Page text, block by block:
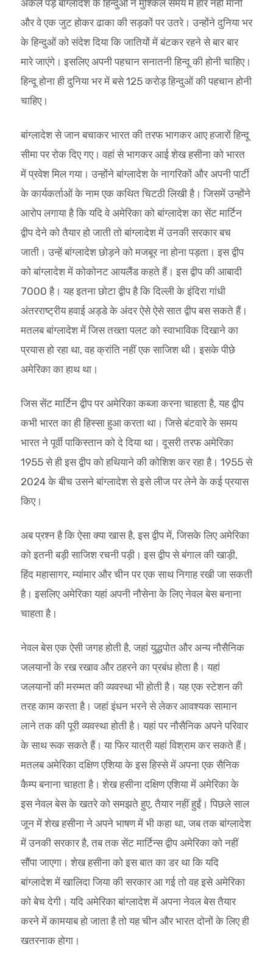
अकेले पड़े बांग्लादेश के हिन्दुओं ने मुश्किल समय में हार नहीं मानी
और वे एक जुट होकर ढाका की सड़कों पर उतरे। उन्होंने दुनिया भर
के हिन्दुओं को संदेश दिया कि जातियों में बंटकर रहने से बार बार
मारे जाएंगे। इसलिए अपनी पहचान सनातनी हिन्दू की होनी चाहिए।
हिन्दू होना ही दुनिया भर में बसे 125 करोड़ हिन्दुओं की पहचान होनी
चाहिए।
बांग्लादेश से जान बचाकर भारत की तरफ भागकर आए हजारों हिन्दू
सीमा पर रोक दिए गए। वहां से भागकर आई शेख हसीना को भारत
में प्रवेश मिल गया। उन्होंने बांग्लादेश के नागरिकों और अपनी पार्टी
के कार्यकर्ताओं के नाम एक कथित चिटठी लिखी है। जिसमें उन्होंने
आरोप लगाया है कि यदि वे अमेरिका को बांग्लादेश का सेंट मार्टिन
द्वीप देने को तैयार हो जाती तो बांग्लादेश में उनकी सरकार बच
जाती। उन्हें बांग्लादेश छोड़ने को मजबूर ना होना पड़ता। इस द्वीप
को बांग्लादेश में कोकोनट आयलैंड कहते हैं। इस द्वीप की आबादी
7000 है। यह इतना छोटा द्वीप है कि दिल्ली के इंदिरा गांधी
अंतरराष्ट्रीय हवाई अड्डे के अंदर ऐसे ऐसे सात द्वीप बस सकते हैं।
मतलब बांग्लादेश में जिस तख्ता पलट को स्वाभाविक दिखाने का
प्रयास हो रहा था, वह क्रांति नहीं एक साजिश थी। इसके पीछे
अमेरिका का हाथ था।
जिस सेंट मार्टिन द्वीप पर अमेरिका कब्जा करना चाहता है, यह द्वीप
कभी भारत का ही हिस्सा हुआ करता था। जिसे बंटवारे के समय
भारत ने पूर्वी पाकिस्तान को दे दिया था। दूसरी तरफ अमेरिका
1955 से ही इस द्वीप को हथियाने की कोशिश कर रहा है। 1955 से
2024 के बीच उसने बांग्लादेश से इसे लीज पर लेने के कई प्रयास
किए।
अब प्रश्न है कि ऐसा क्या खास है, इस द्वीप में, जिसके लिए अमेरिका
को इतनी बड़ी साजिश रचनी पड़ी। इस द्वीप से बंगाल की खाड़ी,
हिंद महासागर, म्यांमार और चीन पर एक साथ निगाह रखी जा सकती
है। इसलिए अमेरिका यहां अपनी नौसेना के लिए नेवल बेस बनाना
चाहता है।
नेवल बेस एक ऐसी जगह होती है, जहां युद्धपोत और अन्य नौसैनिक
जलयानों के रख रखाव और ठहरने का प्रबंध होता है। यहां
जलयानों की मरम्मत की व्यवस्था भी होती है। यह एक स्टेशन की
तरह काम करता है। जहां इंधन भरने से लेकर आवश्यक सामान
लाने तक की पूरी व्यवस्था होती है। यहां पर नौसैनिक अपने परिवार
के साथ रूक सकते हैं। या फिर यात्री यहां विश्राम कर सकते हैं।
मतलब अमेरिका दक्षिण एशिया के इस हिस्से में अपना एक सैनिक
कैम्प बनाना चाहता है। शेख हसीना दक्षिण एशिया में अमेरिका के
इस नेवल बेस के खतरे को समझते हुए, तैयार नहीं हुईं। पिछले साल
जून में शेख हसीना ने अपने भाषण में भी कहा था, जब तक बांग्लादेश
में उनकी सरकार है, तब तक सेंट मार्टिन्स द्वीप अमेरिका को नहीं
सौंपा जाएगा। शेख हसीना को इस बात का डर था कि यदि
बांग्लादेश में खालिदा जिया की सरकार आ गई तो वह इसे अमेरिका
को बेच देगी। यदि अमेरिका बांग्लादेश में अपना नेवल बेस तैयार
करने में कामयाब हो जाता है तो यह चीन और भारत दोनों के लिए ही
खतरनाक होगा।